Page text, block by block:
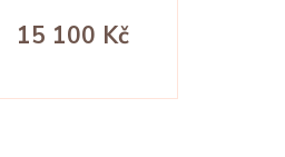
15 100 Kč